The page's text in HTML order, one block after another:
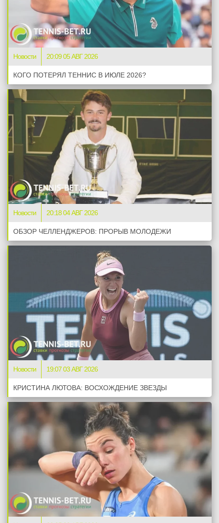
Новости 20:09 05 АВГ 2026
КОГО ПОТЕРЯЛ ТЕННИС В ИЮЛЕ 2026?
Новости 20:18 04 АВГ 2026
ОБЗОР ЧЕЛЛЕНДЖЕРОВ: ПРОРЫВ МОЛОДЕЖИ
Новости 19:07 03 АВГ 2026
КРИСТИНА ЛЮТОВА: ВОСХОЖДЕНИЕ ЗВЕЗДЫ